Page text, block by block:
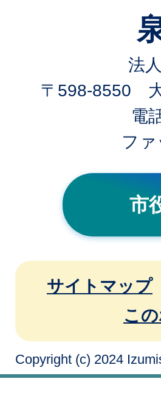
法
〒598-8550
電
フ
市
サイトマップ
こ
Copyright (c) 2024